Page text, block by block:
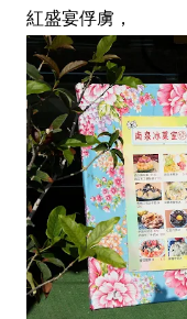
紅盛宴俘虜，